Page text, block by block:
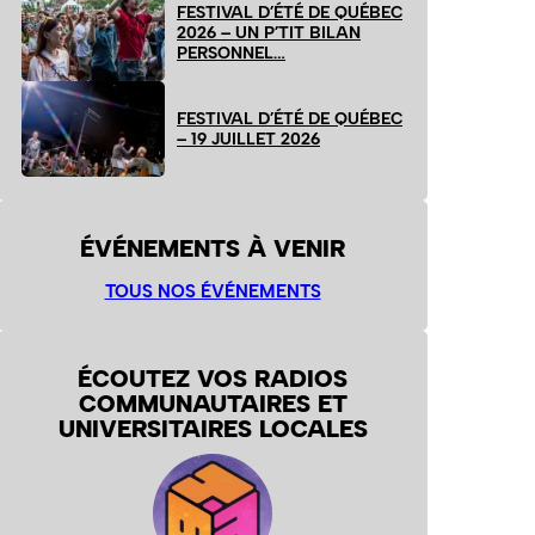
FESTIVAL D’ÉTÉ DE QUÉBEC
2026 – UN P’TIT BILAN
PERSONNEL…
FESTIVAL D’ÉTÉ DE QUÉBEC
– 19 JUILLET 2026
ÉVÉNEMENTS À VENIR
TOUS NOS ÉVÉNEMENTS
ÉCOUTEZ VOS RADIOS
COMMUNAUTAIRES ET
UNIVERSITAIRES LOCALES